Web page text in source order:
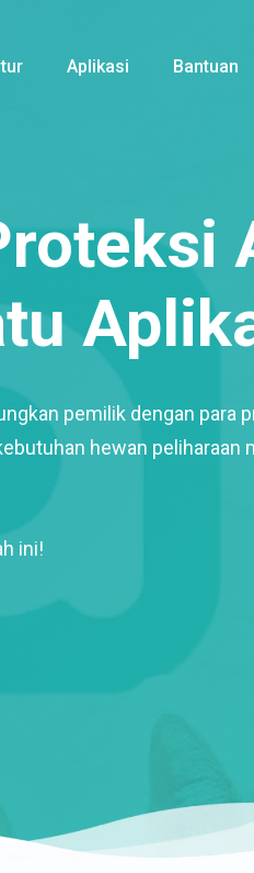
Aplikasi Bantuan
pemilik dengan para
hewan peliharaan
ini!